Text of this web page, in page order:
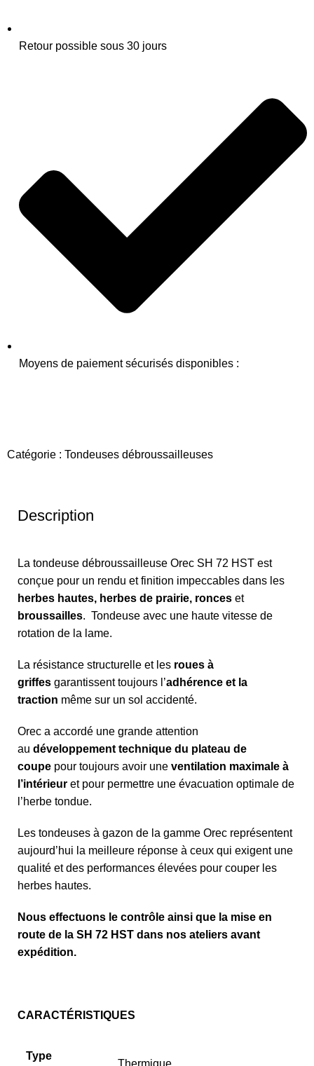
Retour possible sous 30 jours
Moyens de paiement sécurisés disponibles :
Catégorie : Tondeuses débroussailleuses
Description
La tondeuse débroussailleuse Orec SH 72 HST est
conçue pour un rendu et finition impeccables dans les
herbes hautes, herbes de prairie, ronces et
broussailles. Tondeuse avec une haute vitesse de
rotation de la lame.
La résistance structurelle et les roues à
griffes garantissent toujours l’adhérence et la
traction même sur un sol accidenté.
Orec a accordé une grande attention
au développement technique du plateau de
coupe pour toujours avoir une ventilation maximale à
l’intérieur et pour permettre une évacuation optimale de
l’herbe tondue.
Les tondeuses à gazon de la gamme Orec représentent
aujourd’hui la meilleure réponse à ceux qui exigent une
qualité et des performances élevées pour couper les
herbes hautes.
Nous effectuons le contrôle ainsi que la mise en
route de la SH 72 HST dans nos ateliers avant
expédition.
CARACTÉRISTIQUES
Type
Thermique